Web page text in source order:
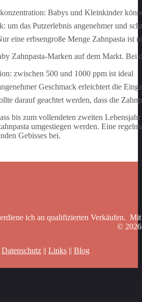
Babys und Kleinkinder
um das Putzerlebnis angenehmer und
eine erbsengroße Menge Zahnpasta ist
Zahnpasta-Marken auf dem Markt.
zwischen 500 und 1000 ppm ist ideal
Geschmack erleichtert die
darauf geachtet werden, dass die
bis zum vollendeten zweiten
umgestiegen werden. Eine
Gebisses bei.
ich an qualifizierten Verkäufen.
©
Datenschutz || Links || Blog